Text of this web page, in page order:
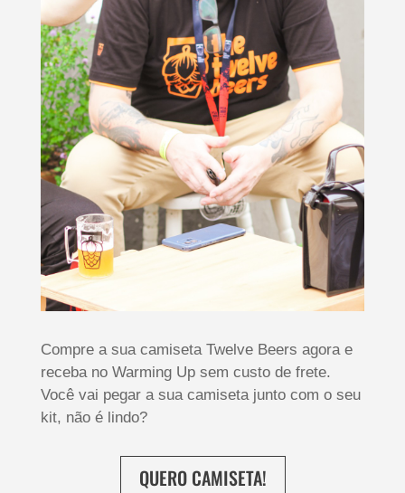
Compre a sua camiseta Twelve Beers agora e
receba no Warming Up sem custo de frete.
Você vai pegar a sua camiseta junto com o seu
kit, não é lindo?
QUERO CAMISETA!